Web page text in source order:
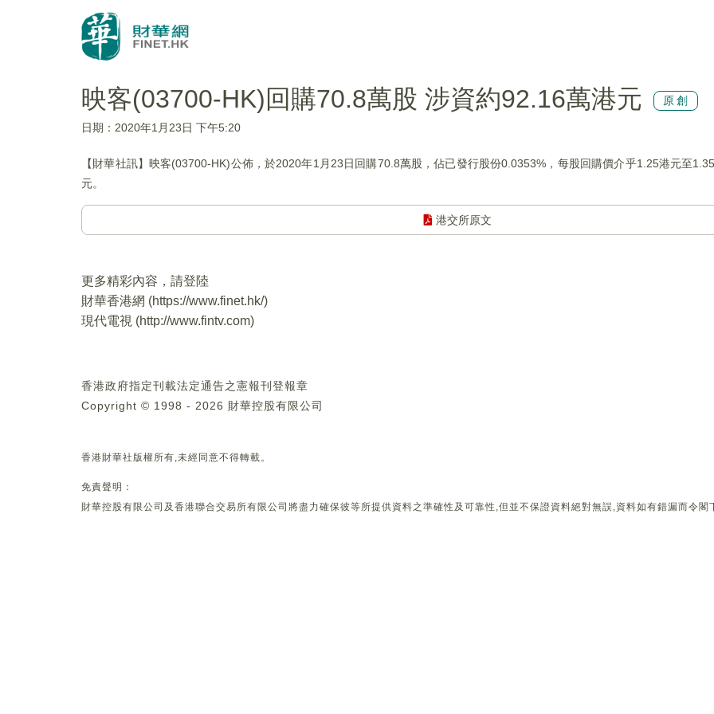
映客(03700-HK)回購70.8萬股 涉資約92.16萬港元 原創
日期：2020年1月23日 下午5:20
【財華社訊】映客(03700-HK)公佈，於2020年1月23日回購70.8萬股，佔已發行股份0.0353%，每股回購價介乎1.25港元至
元。
港交所原文
更多精彩內容，請登陸
財華香港網 (https://www.finet.hk/)
現代電視 (http://www.fintv.com)
香港政府指定刊載法定通告之憲報刊登報章
Copyright © 1998 - 2026 財華控股有限公司
香港財華社版權所有,未經同意不得轉載。
免責聲明：
財華控股有限公司及香港聯合交易所有限公司將盡力確保彼等所提供資料之準確性及可靠性,但並不保證資料絕對無誤,資料如有錯漏而令閣